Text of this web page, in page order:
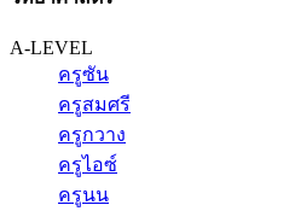
A-LEVEL
ครูซัน
ครูสมศรี
ครูกวาง
ครูไอซ์
ครูนน